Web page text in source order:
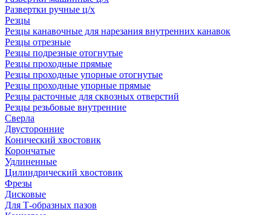
Развертки ручные ц/х
Резцы
Резцы канавочные для нарезания внутренних канавок
Резцы отрезные
Резцы подрезные отогнутые
Резцы проходные прямые
Резцы проходные упорные отогнутые
Резцы проходные упорные прямые
Резцы расточные для сквозных отверстий
Резцы резьбовые внутренние
Сверла
Двусторонние
Конический хвостовик
Корончатые
Удлиненные
Цилиндрический хвостовик
Фрезы
Дисковые
Для Т-образных пазов